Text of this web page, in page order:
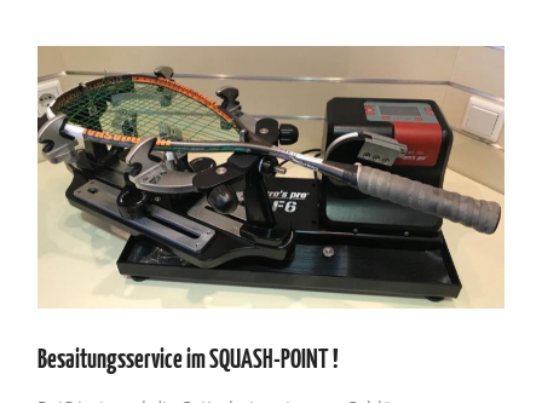
Besaitungsservice im SQUASH-POINT !